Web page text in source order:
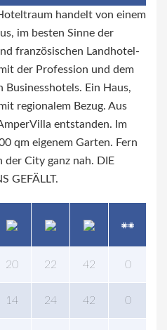
handelt von einem
im besten Sinne der
französischen Landhotel-
der Profession und dem
Businesshotels. Ein Haus,
regionalem Bezug. Aus
entstanden. Im
qm eigenem Garten. Fern
City ganz nah. DIE
GEFÄLLT.
20 22 42 0
14 24 42 0